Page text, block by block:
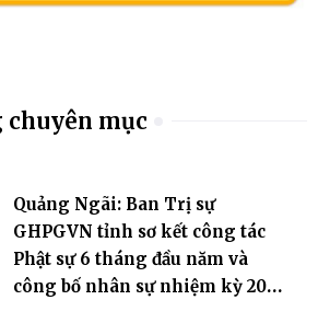
mục
Quảng Ngãi: Ban Trị sự
GHPGVN tỉnh sơ kết công tác
Phật sự 6 tháng đầu năm và
công bố nhân sự nhiệm kỳ 2026